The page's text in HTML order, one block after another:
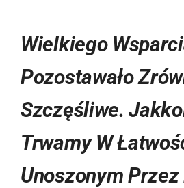
Wielkiego
Pozostawało
Szczęśliwe.
Trwamy W
Unoszonym